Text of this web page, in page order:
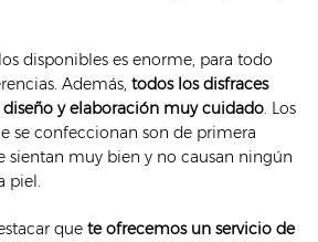
disponibles es enorme, para todo
Además, todos los disfraces
y elaboración muy cuidado. Los
se confeccionan son de primera
sientan muy bien y no causan ningún
piel.
que te ofrecemos un servicio de